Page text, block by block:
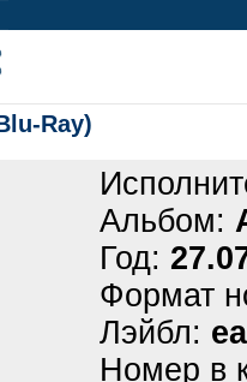
Ray)
Альбом:
Год:
Формат
Лэйбл:
Номер в